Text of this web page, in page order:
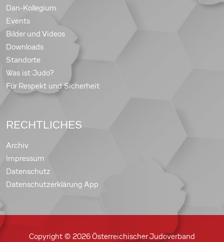
Dan-Kollegium
Events
Bilder und Videos
Downloads
Standorte
Was ist Judo?
Für Respekt und Sicherheit
RECHTLICHES
Archiv
Impressum
Datenschutz
Datenschutzerklärung App
Copyright © 2026 Österreichischer Judoverband